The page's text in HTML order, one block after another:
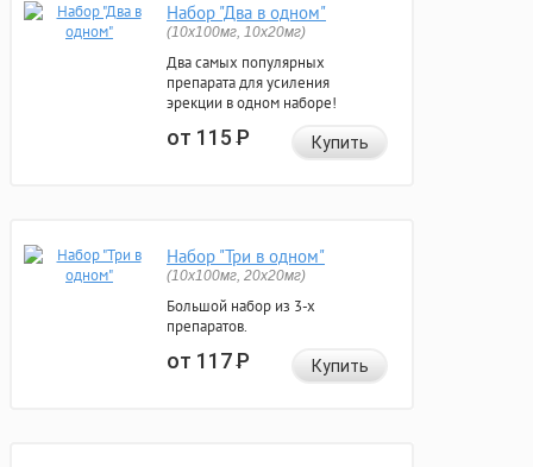
Набор "Два в одном"
(10x100мг, 10x20мг)
Два самых популярных
препарата для усиления
эрекции в одном наборе!
от 115Р Купить
Набор "Три в одном"
(10x100мг, 20x20мг)
Большой набор из 3-х
препаратов.
от 117Р Купить